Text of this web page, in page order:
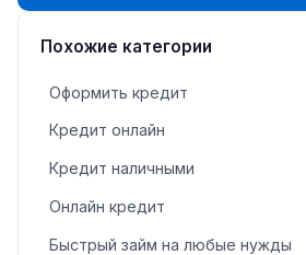
Похожие категории
Оформить кредит
Кредит онлайн
Кредит наличными
Онлайн кредит
Быстрый займ на любые нужды